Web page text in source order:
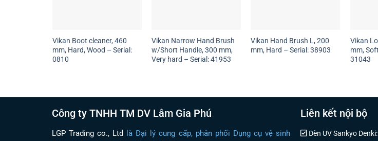
Vikan Boot cleaner, 460
mm, Hard, Wood – Serial:
0810
Vikan Narrow Hand Brush
w/Short Handle, 300 mm,
Very hard – Serial: 41953
Vikan Hand Brush L, 200
mm, Hard – Serial: 38903
Vikan
mm,
31043
Công ty TNHH TM DV Lâm Gia Phú
LGP Trading co., Ltd là Đại lý cung cấp, phân phối Dụng cụ vệ sinh
Liên kết nội bộ
Đèn UV Sankyo Denki: